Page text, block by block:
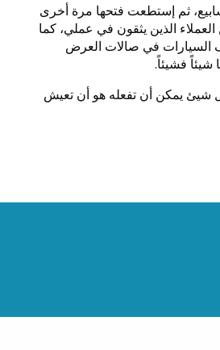
ثم إستطعت فتحها مرة أخرى
الذين يثقون في عملي، كما
السيارات في صالات العرض
فشيئاً.
شيئ يمكن أن تفعله هو أن تعيش